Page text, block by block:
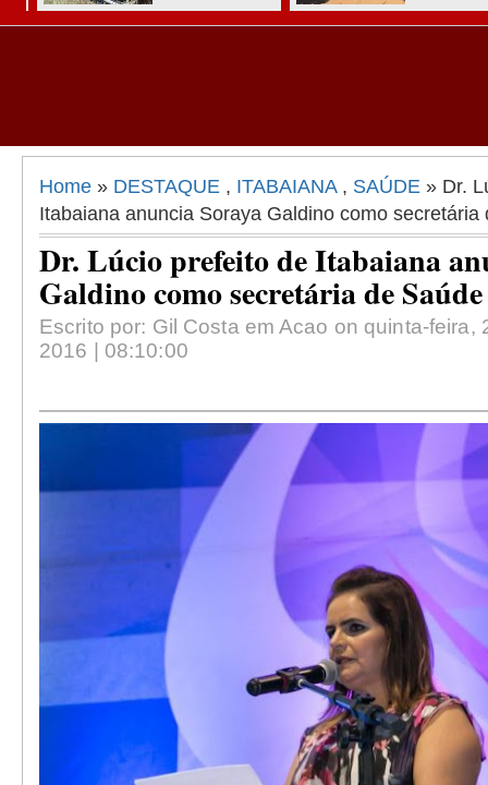
Home » DESTAQUE , ITABAIANA, SAÚDE » Dr.
Itabaiana anuncia Soraya Galdino como secretária
Dr. Lúcio prefeito de Itabaiana
Galdino como secretária de Saúde
Escrito por: Gil Costa em Acao on quinta-feira,
2016 | 08:10:00